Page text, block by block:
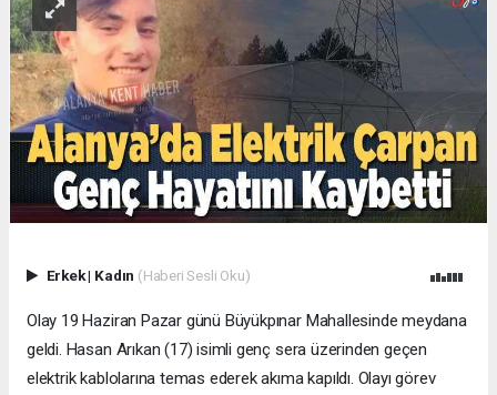
Erkek| Kadın (Haberi Sesli Oku)
Olay 19 Haziran Pazar günü Büyükpınar Mahallesinde meydana
geldi. Hasan Arıkan (17) isimli genç sera üzerinden geçen
elektrik kablolarına temas ederek akıma kapıldı. Olayı görev